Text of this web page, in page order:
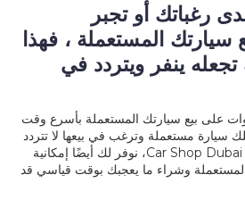
رغباتك أو تجبر
المستعملة ، فهذا
ينفر ويتردد في
على بيع سيارتك المستعملة بأسرع وقت
سيارة مستعملة وترغب في بيعها لا تتردد
Car Shop Dubai، نوفر لك أيضًا إمكانية
وشراء ما يعجبك بوقت قياسي قد